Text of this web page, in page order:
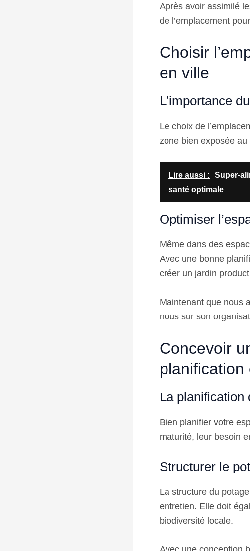
Après avoir assimilé
de l’emplacement
Choisir
en ville
L’importance
Le choix de
zone bien exposée au
Lire aussi :
Super-
santé optimale
Optimiser
Même dans des
Avec une bonne
créer un jardin
Maintenant que nous
nous sur son
Concevoir
planification
La planification
Bien planifier votre
maturité, leur besoin
Structurer le
La structure du
entretien. Elle doit
biodiversité locale.